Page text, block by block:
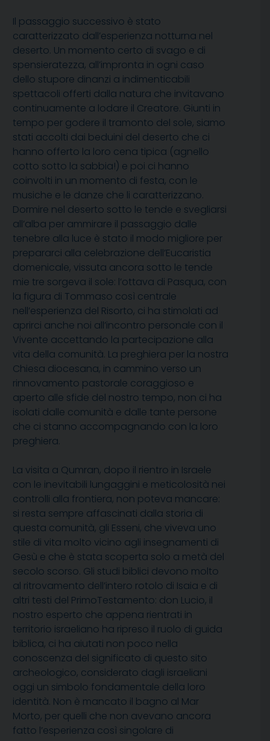
Il passaggio successivo è stato
caratterizzato dall’esperienza notturna nel
deserto. Un momento certo di svago e di
spensieratezza, all’impronta in ogni caso
dello stupore dinanzi a indimenticabili
spettacoli offerti dalla natura che invitavano
continuamente a lodare il Creatore. Giunti in
tempo per godere il tramonto del sole, siamo
stati accolti dai beduini del deserto che ci
hanno offerto la loro cena tipica (agnello
cotto sotto la sabbia!) e poi ci hanno
coinvolti in un momento di festa, con le
musiche e le danze che li caratterizzano.
Dormire nel deserto sotto le tende e svegliarsi
all’alba per ammirare il passaggio dalle
tenebre alla luce è stato il modo migliore per
prepararci alla celebrazione dell’Eucaristia
domenicale, vissuta ancora sotto le tende
mie tre sorgeva il sole: l’ottava di Pasqua, con
la figura di Tommaso così centrale
nell’esperienza del Risorto, ci ha stimolati ad
aprirci anche noi all’incontro personale con il
Vivente accettando la partecipazione alla
vita della comunità. La preghiera per la nostra
Chiesa diocesana, in cammino verso un
rinnovamento pastorale coraggioso e
aperto alle sfide del nostro tempo, non ci ha
isolati dalle comunità e dalle tante persone
che ci stanno accompagnando con la loro
preghiera.
La visita a Qumran, dopo il rientro in Israele
con le inevitabili lungaggini e meticolosità nei
controlli alla frontiera, non poteva mancare:
si resta sempre affascinati dalla storia di
questa comunità, gli Esseni, che viveva uno
stile di vita molto vicino agli insegnamenti di
Gesù e che è stata scoperta solo a metà del
secolo scorso. Gli studi biblici devono molto
al ritrovamento dell’intero rotolo di Isaia e di
altri testi del PrimoTestamento: don Lucio, il
nostro esperto che appena rientrati in
territorio israeliano ha ripreso il ruolo di guida
biblica, ci ha aiutati non poco nella
conoscenza del significato di questo sito
archeologico, considerato dagli israeliani
oggi un simbolo fondamentale della loro
identità. Non è mancato il bagno al Mar
Morto, per quelli che non avevano ancora
fatto l’esperienza così singolare di